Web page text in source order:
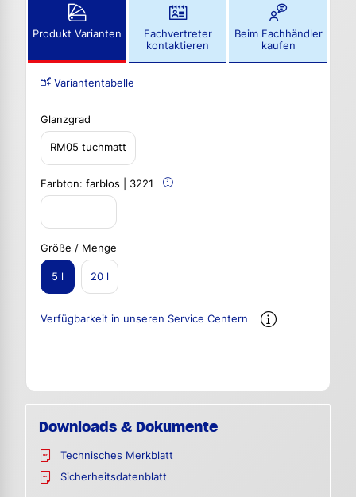
Produkt Varianten
Fachvertreter
kontaktieren
Beim Fachhändler
kaufen
Variantentabelle
Glanzgrad
RM05 tuchmatt
Farbton: farblos | 3221
Größe / Menge
5 l 20 l
Verfügbarkeit in unseren Service Centern
Downloads & Dokumente
Technisches Merkblatt
Sicherheitsdatenblatt